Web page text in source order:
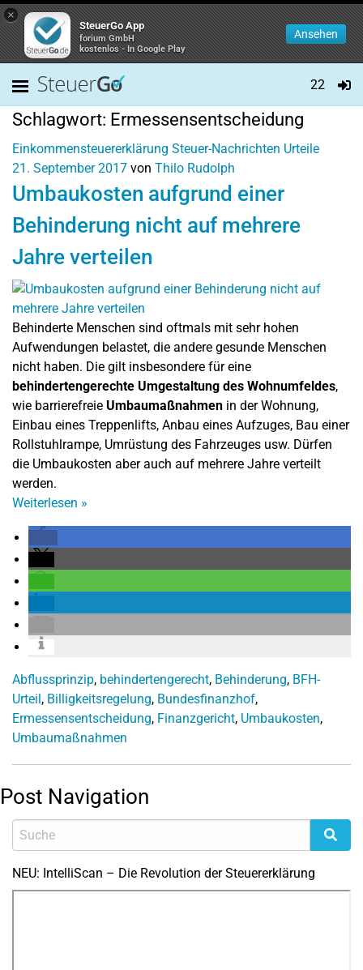
×
SteuerGo App
forium GmbH
kostenlos - In Google Play
Ansehen
22
Schlagwort: Ermessensentscheidung
Einkommensteuererklärung Steuer-Nachrichten Urteile
21. September 2017 von Thilo Rudolph
Umbaukosten aufgrund einer
Behinderung nicht auf mehrere
Jahre verteilen
Behinderte Menschen sind oftmals mit sehr hohen
Aufwendungen belastet, die andere gesunde Menschen
nicht haben. Die gilt insbesondere für eine
behindertengerechte Umgestaltung des Wohnumfeldes,
wie barrierefreie Umbaumaßnahmen in der Wohnung,
Einbau eines Treppenlifts, Anbau eines Aufzuges, Bau einer
Rollstuhlrampe, Umrüstung des Fahrzeuges usw. Dürfen
die Umbaukosten aber auch auf mehrere Jahre verteilt
werden.
Weiterlesen »
Abflussprinzip, behindertengerecht, Behinderung, BFH-
Urteil, Billigkeitsregelung, Bundesfinanzhof,
Ermessensentscheidung, Finanzgericht, Umbaukosten,
Umbaumaßnahmen
Post Navigation
NEU: IntelliScan – Die Revolution der Steuererklärung